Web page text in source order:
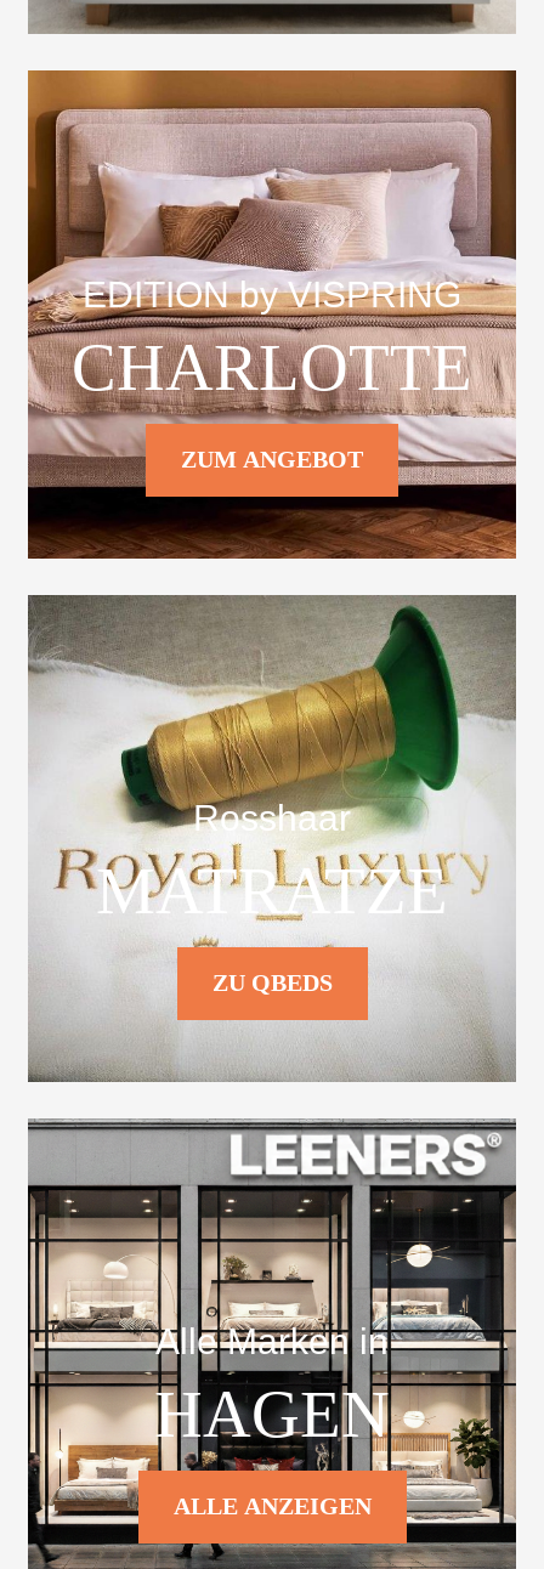
EDITION by VISPRING
CHARLOTTE
ZUM ANGEBOT
Rosshaar
MATRATZE
ZU QBEDS
Alle Marken in
HAGEN
ALLE ANZEIGEN